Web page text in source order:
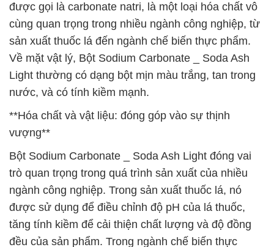
được gọi là carbonate natri, là một loại hóa chất vô
cùng quan trọng trong nhiều ngành công nghiệp, từ
sản xuất thuốc lá đến ngành chế biến thực phẩm.
Về mặt vật lý, Bột Sodium Carbonate _ Soda Ash
Light thường có dạng bột mịn màu trắng, tan trong
nước, và có tính kiềm mạnh.
**Hóa chất và vật liệu: đóng góp vào sự thịnh
vượng**
Bột Sodium Carbonate _ Soda Ash Light đóng vai
trò quan trọng trong quá trình sản xuất của nhiều
ngành công nghiệp. Trong sản xuất thuốc lá, nó
được sử dụng để điều chỉnh độ pH của lá thuốc,
tăng tính kiềm để cải thiện chất lượng và độ đồng
đều của sản phẩm. Trong ngành chế biến thực